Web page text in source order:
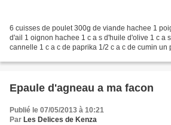
6 cuisses de poulet 300g de viande hachee 1
d'ail 1 oignon hachee 1 c a s d'huile d'olive 1 c a
cannelle 1 c a c de paprika 1/2 c a c de cumin un
Epaule d'agneau a ma facon
Publié le 07/05/2013 à 10:21
Par Les Delices de Kenza